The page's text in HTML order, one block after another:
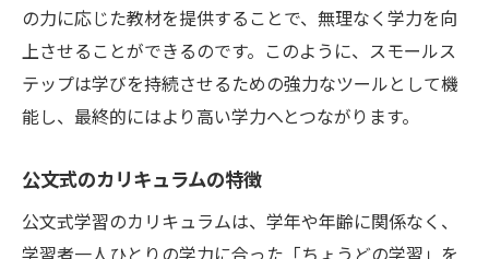
実績に基づく公文式の成功事例
横浜市鶴見区で注目のスモールステップ学習法
と公文式の実践
地域でのスモールステップ学習法の適用
スモールステップの地域コミュニティへの
影響
の力に応じた教材を提供することで、無理なく学力を向
上させることができるのです。このように、スモールス
テップは学びを持続させるための強力なツールとして機
能し、最終的にはより高い学力へとつながります。
公文式のカリキュラムの特徴
公文式学習のカリキュラムは、学年や年齢に関係なく、
学習者一人ひとりの学力に合った「ちょうどの学習」を